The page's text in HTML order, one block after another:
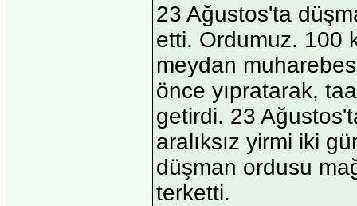
23 Ağustos'ta
etti. Ordumuz. 100
meydan
önce yıpratarak,
getirdi. 23
aralıksız yirmi iki
düşman ordusu
terketti.